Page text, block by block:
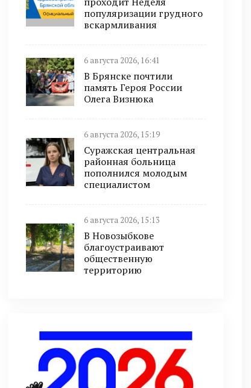
популяризации грудного
вскармливания
6 августа 2026, 16:41
В Брянске почтили
память Героя России
Олега Визнюка
6 августа 2026, 15:19
Суражская центральная
районная больница
пополнился молодым
специалистом
6 августа 2026, 15:13
В Новозыбкове
благоустраивают
общественную
территорию